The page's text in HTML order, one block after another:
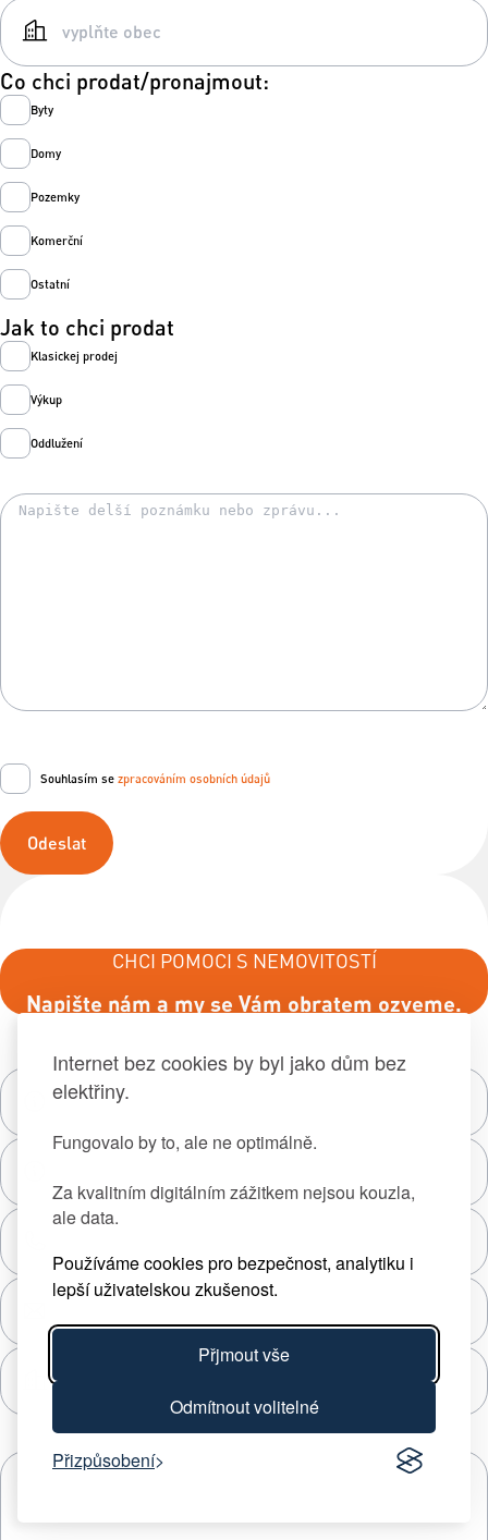
Internet bez cookies by byl jako dům bez
elektřiny.
Fungovalo by to, ale ne optimálně.
Za kvalitním digitálním zážitkem nejsou kouzla,
ale data.
Používáme cookies pro bezpečnost, analytiku i
lepší uživatelskou zkušenost.
Přjmout vše
Odmítnout volitelné
Přizpůsobení
Co chci prodat/pronajmout:
Byty
Domy
Pozemky
Komerční
Ostatní
Jak to chci prodat
Klasickej prodej
Výkup
Oddlužení
Souhlasím se zpracováním osobních údajů
Odeslat
CHCI POMOCI S NEMOVITOSTÍ
Napište nám a my se Vám obratem ozveme.